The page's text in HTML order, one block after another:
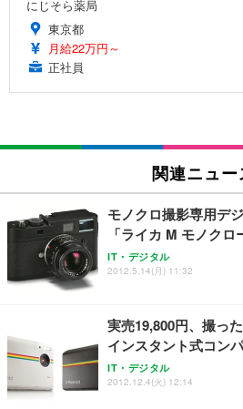
にじそら薬局
東京都
月給22万円～
正社員
関連ニュー
モノクロ撮影専用デ
「ライカ M モノクロ
IT・デジタル
2012.5.14(月) 11:32
実売19,800円、撮っ
インスタント式コン
IT・デジタル
2012.12.4(火) 12:14